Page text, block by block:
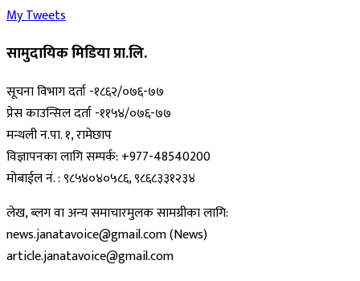
My Tweets
सामुदायिक मिडिया प्रा.लि.
सूचना विभाग दर्ता -१८६२/०७६-७७
प्रेस काउन्सिल दर्ता -११५४/०७६-७७
मन्थली न.पा. १, रामेछाप
विज्ञापनका लागि सम्पर्क: +977-48540200
मोबाईल नं. : ९८५४०४०५८६, ९८६८३३१२३४
लेख, ब्लग वा अन्य समाचारमुलक सामग्रीका लागि:
news.janatavoice@gmail.com (News)
article.janatavoice@gmail.com